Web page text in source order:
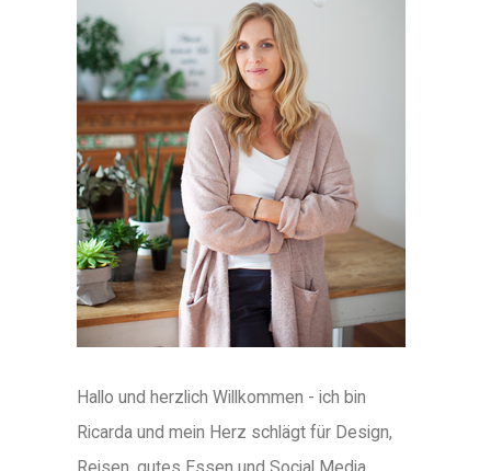
Hallo und herzlich Willkommen - ich bin
Ricarda und mein Herz schlägt für Design,